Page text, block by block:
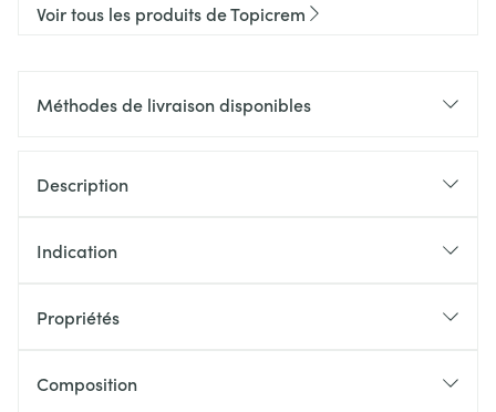
Voir tous les produits de Topicrem
Méthodes de livraison disponibles
Description
Indication
Propriétés
Composition